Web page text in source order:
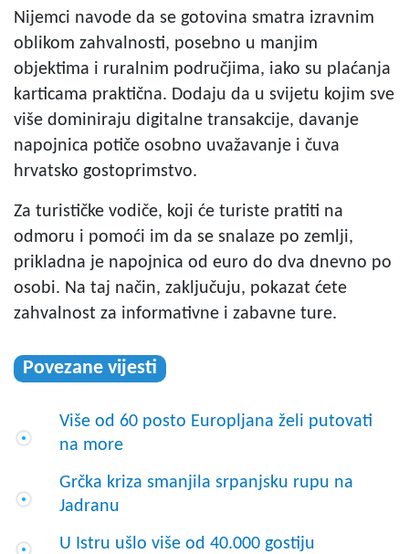
Nijemci navode da se gotovina smatra izravnim
oblikom zahvalnosti, posebno u manjim
objektima i ruralnim područjima, iako su plaćanja
karticama praktična. Dodaju da u svijetu kojim sve
više dominiraju digitalne transakcije, davanje
napojnica potiče osobno uvažavanje i čuva
hrvatsko gostoprimstvo.
Za turističke vodiče, koji će turiste pratiti na
odmoru i pomoći im da se snalaze po zemlji,
prikladna je napojnica od euro do dva dnevno po
osobi. Na taj način, zaključuju, pokazat ćete
zahvalnost za informativne i zabavne ture.
Povezane vijesti
Više od 60 posto Europljana želi putovati
na more
Grčka kriza smanjila srpanjsku rupu na
Jadranu
U Istru ušlo više od 40.000 gostiju